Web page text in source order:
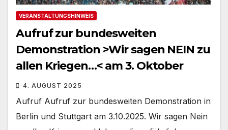
VERANSTALTUNGSHINWEIS
Aufruf zur bundesweiten
Demonstration >Wir sagen NEIN zu
allen Kriegen…< am 3. Oktober
4. AUGUST 2025
Aufruf Aufruf zur bundesweiten Demonstration in
Berlin und Stuttgart am 3.10.2025. Wir sagen Nein